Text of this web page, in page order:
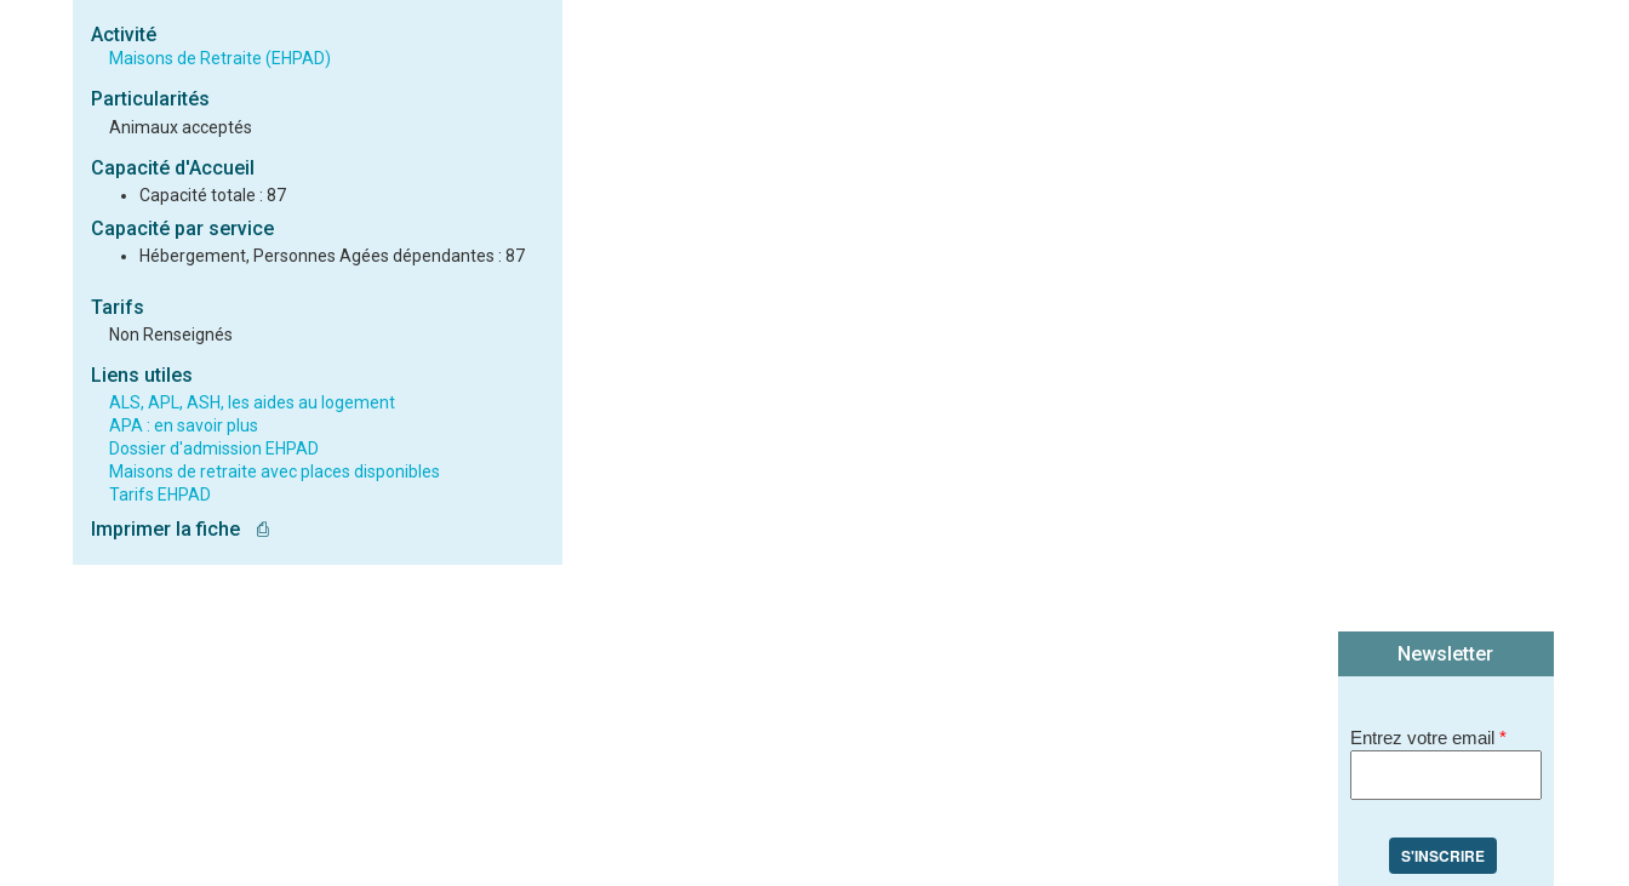
Activité
Maisons de Retraite (EHPAD)
Particularités
Animaux acceptés
Capacité d'Accueil
Capacité totale : 87
Capacité par service
Hébergement, Personnes Agées dépendantes : 87
Tarifs
Non Renseignés
Liens utiles
ALS, APL, ASH, les aides au logement
APA : en savoir plus
Dossier d'admission EHPAD
Maisons de retraite avec places disponibles
Tarifs EHPAD
Imprimer la fiche ⎙
Newsletter
Entrez votre email *
S'INSCRIRE